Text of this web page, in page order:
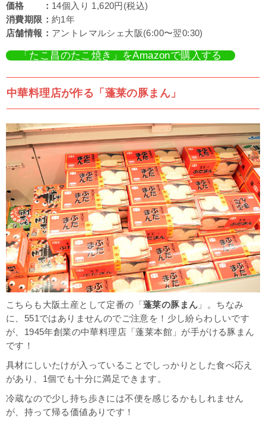
価格 ： 14個入り 1,620円(税込)
消費期限： 約1年
店舗情報： アントレマルシェ大阪(6:00〜翌0:30)
「たこ昌のたこ焼き」をAmazonで購入する
中華料理店が作る「蓬莱の豚まん」
こちらも大阪土産として定番の「 蓬莱の豚まん 」。ちなみ
に、551ではありませんのでご注意を！少し紛らわしいです
が、1945年創業の中華料理店「蓬莱本館」が手がける豚まん
です！
具材にしいたけが入っていることでしっかりとした食べ応え
があり、1個でも十分に満足できます。
冷蔵なので少し持ち歩きには不便を感じるかもしれません
が、持って帰る価値ありです！